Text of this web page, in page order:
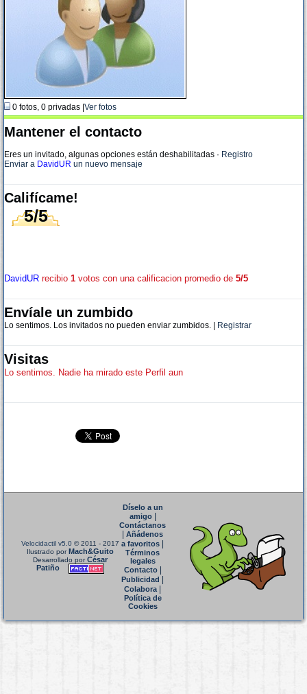
0 fotos, 0 privadas | Ver fotos
Mantener el contacto
Eres un invitado, algunas opciones están deshabilitadas · Registro
Enviar a DavidUR un nuevo mensaje
Califícame!
5/5
DavidUR recibio 1 votos con una calificacion promedio de 5/5
Envíale un zumbido
Lo sentimos. Los invitados no pueden enviar zumbidos. | Registrar
Visitas
Lo sentimos. Nadie ha mirado este Perfil aun
Velocidactil v5.0 © 2011 - 2017
Ilustrado porMach&Guito
Desarrollado porCésar
Patiño
Díselo a un
amigo|
Contáctanos
Añádenos
a favoritos
Términos
legales
Contacto|
Publicidad
Colabora|
Política de
Cookies